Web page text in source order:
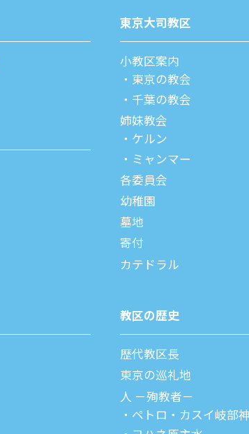
東京⼤司教区
⼩教区案内
東京の教会
千葉の教会
姉妹教会
ケルン
ミャンマー
各委員会
幼稚園
墓地
寄付
カテドラル
教区の歴史
歴代教区⻑
東京の巡礼地
⼈ －殉教者－
ペトロ・カスイ岐部